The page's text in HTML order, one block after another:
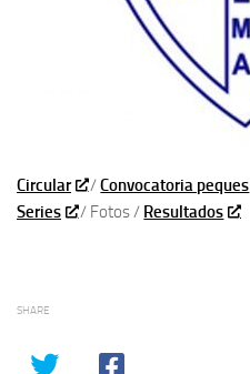
Circular /Convocatoria peques
Series
/ Fotos / Resultados
SHARE